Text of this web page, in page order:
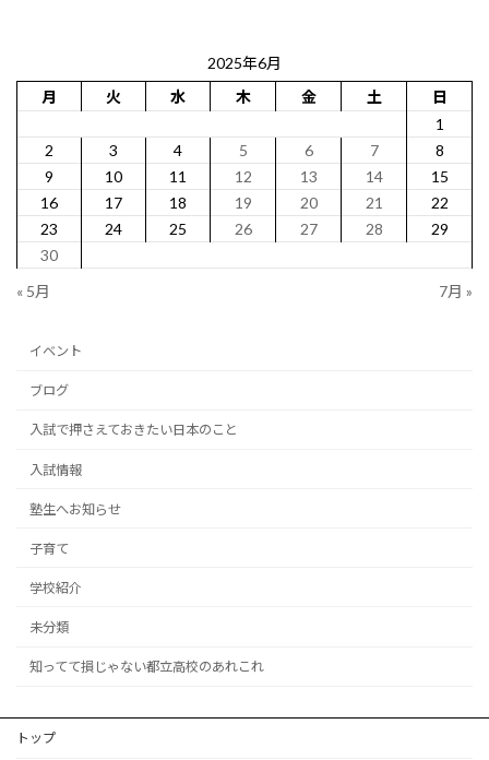
2025年6月
月
火 水 木 金 土
日
1
2
3 4 5 6 7
8
9
10 11 12 13 14
15
16
17 18 19 20 21
22
23
24 25 26 27 28
29
30
« 5月
7月 »
イベント
ブログ
入試で押さえておきたい日本のこと
入試情報
塾生へお知らせ
子育て
学校紹介
未分類
知ってて損じゃない都立高校のあれこれ
トップ